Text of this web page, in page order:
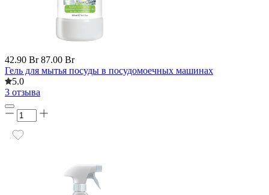
42.90 Br 87.00 Br
Гель для мытья посуды в посудомоечных машинах
5.0
3 отзыва